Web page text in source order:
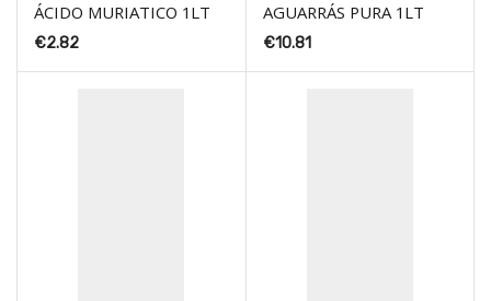
ÁCIDO MURIATICO 1LT
€2.82
AGUARRÁS PURA 1LT
€10.81